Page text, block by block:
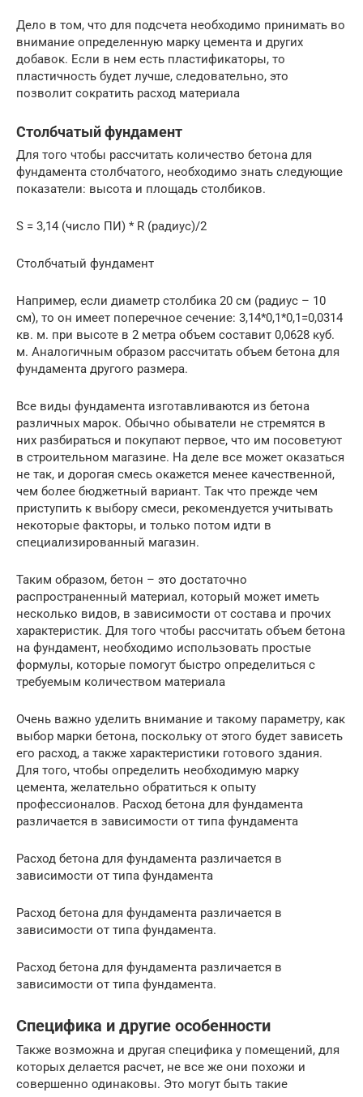
Дело в том, что для подсчета необходимо принимать во
внимание определенную марку цемента и других
добавок. Если в нем есть пластификаторы, то
пластичность будет лучше, следовательно, это
позволит сократить расход материала
Столбчатый фундамент
Для того чтобы рассчитать количество бетона для
фундамента столбчатого, необходимо знать следующие
показатели: высота и площадь столбиков.
S = 3,14 (число ПИ) * R (радиус)/2
Столбчатый фундамент
Например, если диаметр столбика 20 см (радиус – 10
см), то он имеет поперечное сечение: 3,14*0,1*0,1=0,0314
кв. м. при высоте в 2 метра объем составит 0,0628 куб.
м. Аналогичным образом рассчитать объем бетона для
фундамента другого размера.
Все виды фундамента изготавливаются из бетона
различных марок. Обычно обыватели не стремятся в
них разбираться и покупают первое, что им посоветуют
в строительном магазине. На деле все может оказаться
не так, и дорогая смесь окажется менее качественной,
чем более бюджетный вариант. Так что прежде чем
приступить к выбору смеси, рекомендуется учитывать
некоторые факторы, и только потом идти в
специализированный магазин.
Таким образом, бетон – это достаточно
распространенный материал, который может иметь
несколько видов, в зависимости от состава и прочих
характеристик. Для того чтобы рассчитать объем бетона
на фундамент, необходимо использовать простые
формулы, которые помогут быстро определиться с
требуемым количеством материала
Очень важно уделить внимание и такому параметру, как
выбор марки бетона, поскольку от этого будет зависеть
его расход, а также характеристики готового здания.
Для того, чтобы определить необходимую марку
цемента, желательно обратиться к опыту
профессионалов. Расход бетона для фундамента
различается в зависимости от типа фундамента
Расход бетона для фундамента различается в
зависимости от типа фундамента
Расход бетона для фундамента различается в
зависимости от типа фундамента.
Расход бетона для фундамента различается в
зависимости от типа фундамента.
Специфика и другие особенности
Также возможна и другая специфика у помещений, для
которых делается расчет, не все же они похожи и
совершенно одинаковы. Это могут быть такие